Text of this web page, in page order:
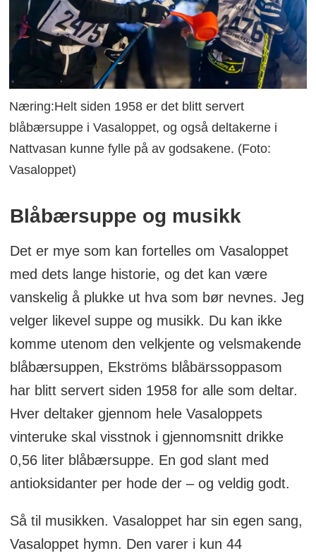
Næring:Helt siden 1958 er det blitt servert
blåbærsuppe i Vasaloppet, og også deltakerne i
Nattvasan kunne fylle på av godsakene. (Foto:
Vasaloppet)
Blåbærsuppe og musikk
Det er mye som kan fortelles om Vasaloppet
med dets lange historie, og det kan være
vanskelig å plukke ut hva som bør nevnes. Jeg
velger likevel suppe og musikk. Du kan ikke
komme utenom den velkjente og velsmakende
blåbærsuppen, Ekströms blåbärssoppasom
har blitt servert siden 1958 for alle som deltar.
Hver deltaker gjennom hele Vasaloppets
vinteruke skal visstnok i gjennomsnitt drikke
0,56 liter blåbærsuppe. En god slant med
antioksidanter per hode der – og veldig godt.
Så til musikken. Vasaloppet har sin egen sang,
Vasaloppet hymn. Den varer i kun 44